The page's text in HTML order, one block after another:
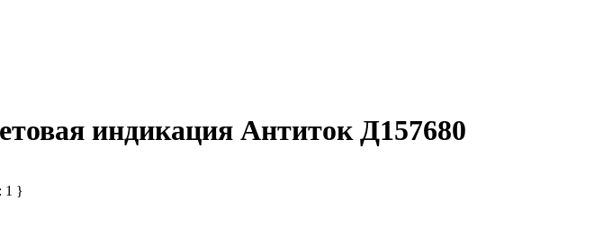
индикация Антиток Д157680
1 }